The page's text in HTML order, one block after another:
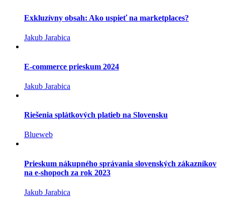
Exkluzívny obsah: Ako uspieť na marketplaces?
Jakub Jarabica
E-commerce prieskum 2024
Jakub Jarabica
Riešenia splátkových platieb na Slovensku
Blueweb
Prieskum nákupného správania slovenských zákazníkov
na e-shopoch za rok 2023
Jakub Jarabica